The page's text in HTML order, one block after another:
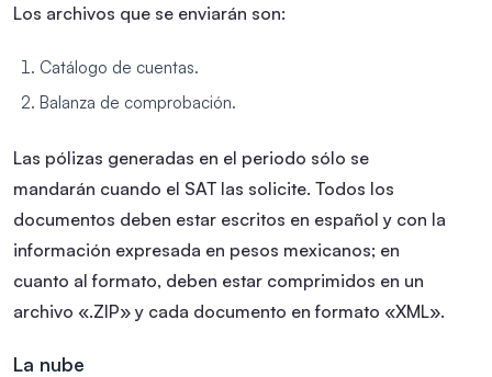
Los archivos que se enviarán son:
Catálogo de cuentas.
Balanza de comprobación.
Las pólizas generadas en el periodo sólo se
mandarán cuando el SAT las solicite. Todos los
documentos deben estar escritos en español y con la
información expresada en pesos mexicanos; en
cuanto al formato, deben estar comprimidos en un
archivo «.ZIP» y cada documento en formato «XML».
La nube